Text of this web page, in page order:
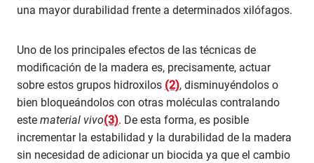
una mayor durabilidad frente a determinados xilófagos.
Uno de los principales efectos de las técnicas de
modificación de la madera es, precisamente, actuar
sobre estos grupos hidroxilos (2), disminuyéndolos o
bien bloqueándolos con otras moléculas contralando
este material vivo(3). De esta forma, es posible
incrementar la estabilidad y la durabilidad de la madera
sin necesidad de adicionar un biocida ya que el cambio